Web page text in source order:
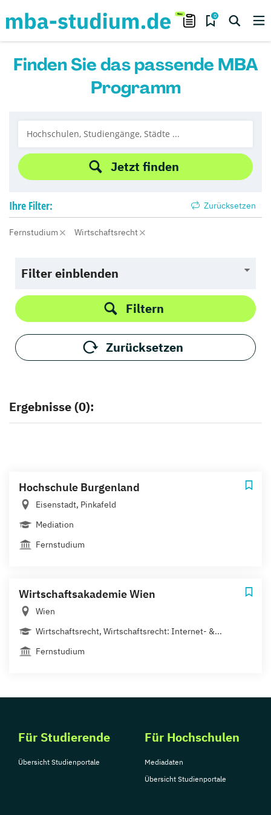
0
Finden Sie das passende MBA
Programm
Jetzt finden
Ihre Filter: Zurücksetzen
Fernstudium Wirtschaftsrecht
Filter einblenden
Filtern
Zurücksetzen
Ergebnisse (0):
Hochschule Burgenland
Eisenstadt, Pinkafeld
Mediation
Fernstudium
Wirtschaftsakademie Wien
Wien
Wirtschaftsrecht, Wirtschaftsrecht: Internet- &...
Fernstudium
Für Studierende
Übersicht Studienportale
Für Hochschulen
Mediadaten
Übersicht Studienportale